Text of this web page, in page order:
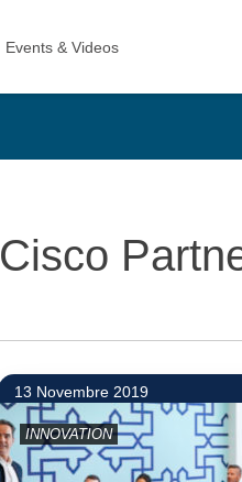
Cisco
13 Novembre 2019
INNOVATION